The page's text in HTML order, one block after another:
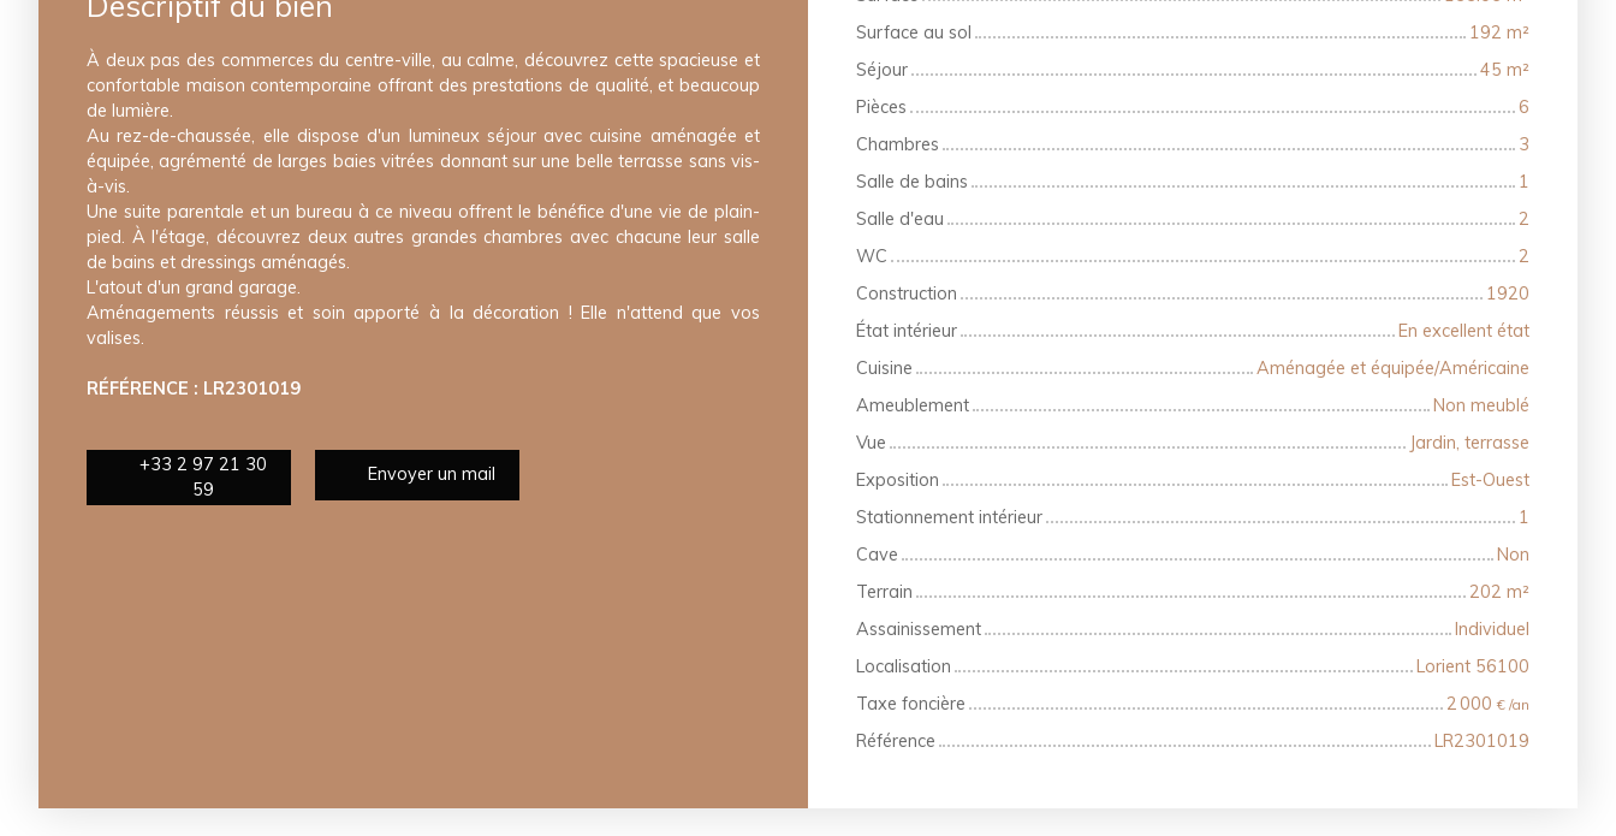
À deux pas des commerces du centre-ville, au calme, découvrez cette spacieuse et
confortable maison contemporaine offrant des prestations de qualité, et beaucoup
de lumière.
Au rez-de-chaussée, elle dispose d'un lumineux séjour avec cuisine aménagée et
équipée, agrémenté de larges baies vitrées donnant sur une belle terrasse sans vis-
à-vis.
Une suite parentale et un bureau à ce niveau offrent le bénéfice d'une vie de plain-
pied. À l'étage, découvrez deux autres grandes chambres avec chacune leur salle
de bains et dressings aménagés.
L'atout d'un grand garage.
Aménagements réussis et soin apporté à la décoration ! Elle n'attend que vos
valises.
RÉFÉRENCE : LR2301019
+33 2 97 21 30
59
Envoyer un mail
Surface au sol
192 m²
Séjour
45 m²
Pièces
6
Chambres
3
Salle de bains
1
Salle d'eau
2
WC
2
Construction
1920
État intérieur
En excellent état
Cuisine
Aménagée et équipée/Américaine
Ameublement
Non meublé
Vue
Jardin, terrasse
Exposition
Est-Ouest
Stationnement intérieur
1
Cave
Non
Terrain
202 m²
Assainissement
Individuel
Localisation
Lorient 56100
Taxe foncière
2 000 € /an
Référence LR2301019